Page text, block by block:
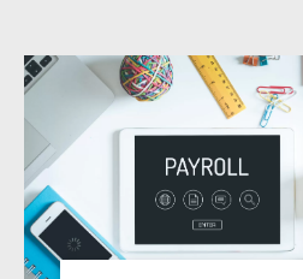
Related products titles